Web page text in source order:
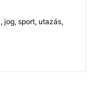
jog, sport, utazás,